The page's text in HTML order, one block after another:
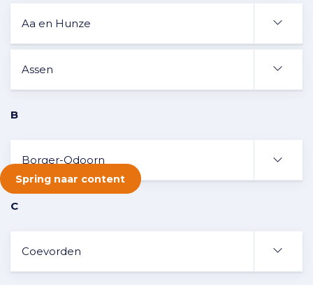
Spring naar content
Aa en Hunze
Assen
B
Borger-Odoorn
C
Coevorden